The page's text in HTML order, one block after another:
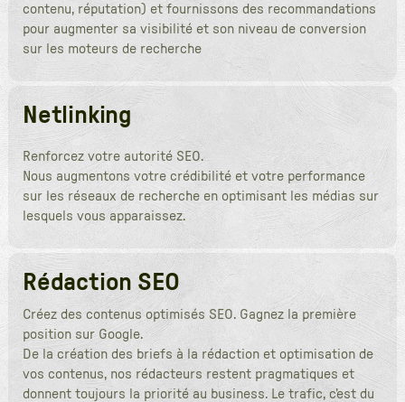
contenu, réputation) et fournissons des recommandations
pour augmenter sa visibilité et son niveau de conversion
sur les moteurs de recherche
Netlinking
Renforcez votre autorité SEO.
Nous augmentons votre crédibilité et votre performance
sur les réseaux de recherche en optimisant les médias sur
lesquels vous apparaissez.
Rédaction SEO
Créez des contenus optimisés SEO. Gagnez la première
position sur Google.
De la création des briefs à la rédaction et optimisation de
vos contenus, nos rédacteurs restent pragmatiques et
donnent toujours la priorité au business. Le trafic, c’est du